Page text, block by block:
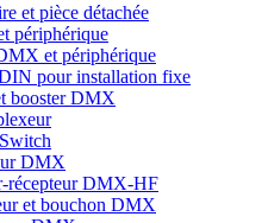
et pièce détachée
périphérique
et périphérique
pour installation fixe
booster DMX
DMX
récepteur DMX-HF
et bouchon DMX